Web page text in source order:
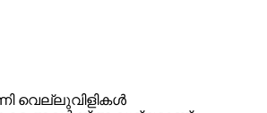
വെല്ലുവിളികൾ